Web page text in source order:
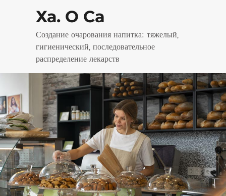
Ха. О Ca
Создание очарования напитка: тяжелый,
гигиенический, последовательное
распределение лекарств